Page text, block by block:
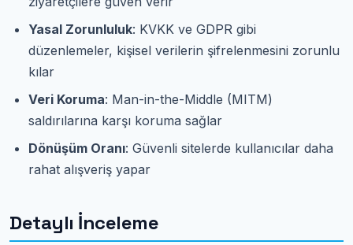
Yasal Zorunluluk: KVKK ve GDPR gibi
düzenlemeler, kişisel verilerin şifrelenmesini zorunlu
kılar
Veri Koruma: Man-in-the-Middle (MITM)
saldırılarına karşı koruma sağlar
Dönüşüm Oranı: Güvenli sitelerde kullanıcılar daha
rahat alışveriş yapar
Detaylı İnceleme